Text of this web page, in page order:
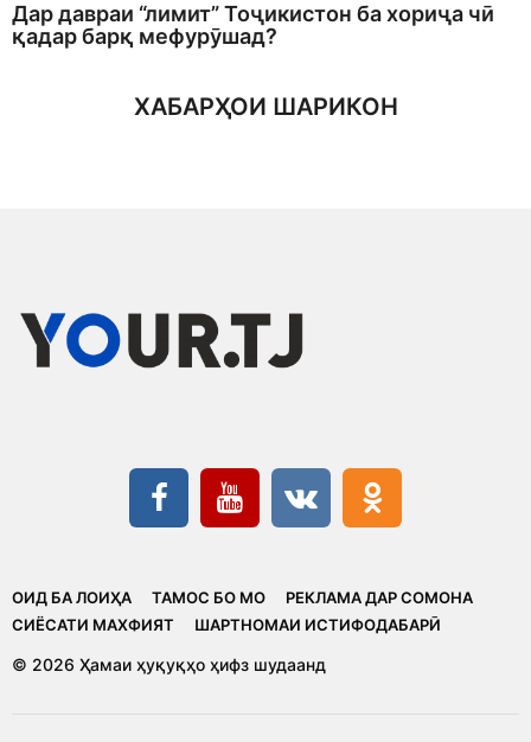
Дар давраи “лимит” Тоҷикистон ба хориҷа чӣ
қадар барқ мефурӯшад?
ХАБАРҲОИ ШАРИКОН
ОИД БА ЛОИҲА ТАМОС БО МО
РЕКЛАМА ДАР СОМОНА
CИЁСАТИ МАХФИЯТ
ШАРТНОМАИ ИСТИФОДАБАРӢ
© 2026 Ҳамаи ҳуқуқҳо ҳифз шудаанд